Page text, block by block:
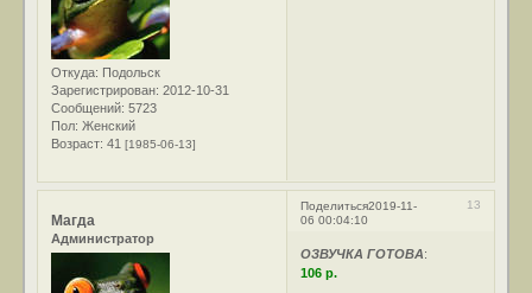
Откуда: Подольск
Зарегистрирован: 2012-10-31
Сообщений: 5723
Пол: Женский
Возраст: 41[1985-06-13]
Поделиться 13
2019-11-
06 00:04:10
Магда
Администратор
ОЗВУЧКА ГОТОВА:
106 р.